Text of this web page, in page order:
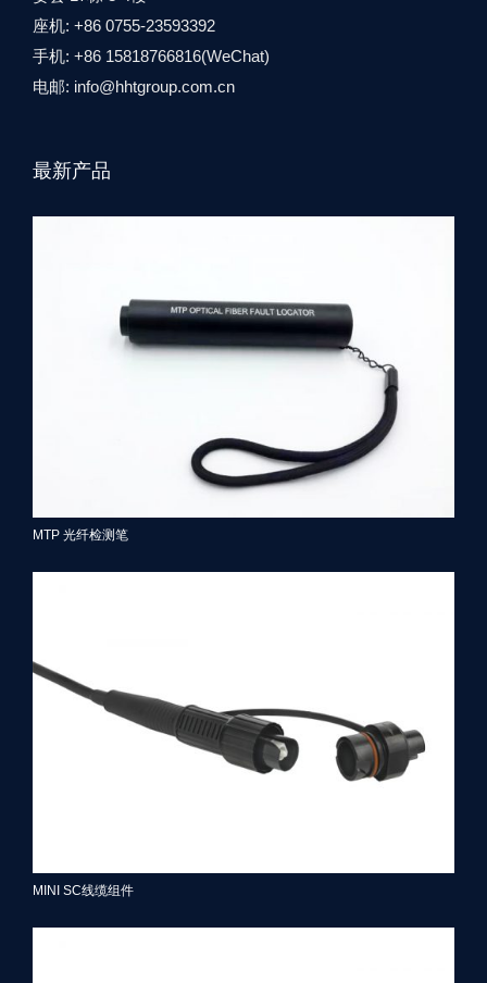
座机: +86 0755-23593392
手机: +86 15818766816(WeChat)
电邮: info@hhtgroup.com.cn
最新产品
MTP 光纤检测笔
MINI SC线缆组件